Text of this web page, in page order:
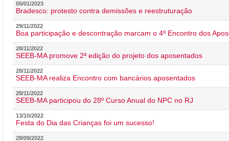
05/01/2023
Bradesco: protesto contra demissões e reestruturação
29/11/2022
Boa participação e descontração marcam o 4º Encontro dos
28/11/2022
SEEB-MA promove 2ª edição do projeto dos aposentados
28/11/2022
SEEB-MA realiza Encontro com bancários aposentados
28/11/2022
SEEB-MA participou do 28º Curso Anual do NPC no RJ
13/10/2022
Festa do Dia das Crianças foi um sucesso!
28/09/2022